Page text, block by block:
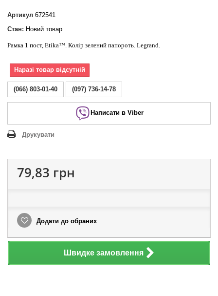
Артикул 672541
Стан: Новий товар
Рамка 1 пост, Etika™. Колір зелений папороть. Legrand.
Наразі товар відсутній
(066) 803-01-40 (097) 736-14-78
Написати в Viber
Друкувати
79,83 грн
Додати до обраних
Швидке замовлення